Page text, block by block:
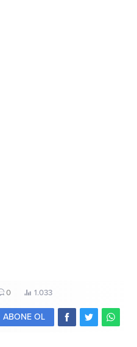
0 1.033
ABONE OL